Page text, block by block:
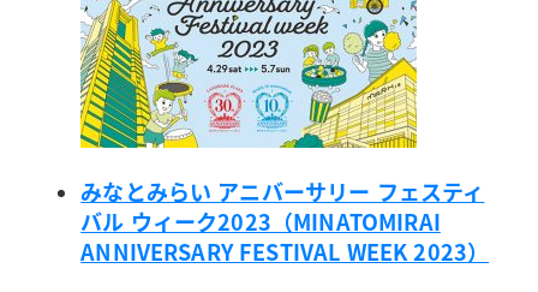
みなとみらい アニバーサリー フェスティ
バル ウィーク2023（MINATOMIRAI
ANNIVERSARY FESTIVAL WEEK 2023）